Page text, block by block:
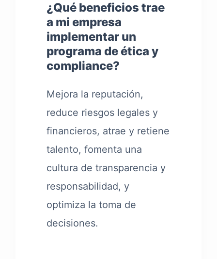
¿Qué beneficios trae
a mi empresa
implementar un
programa de ética y
compliance?
Mejora la reputación,
reduce riesgos legales y
financieros, atrae y retiene
talento, fomenta una
cultura de transparencia y
responsabilidad, y
optimiza la toma de
decisiones.